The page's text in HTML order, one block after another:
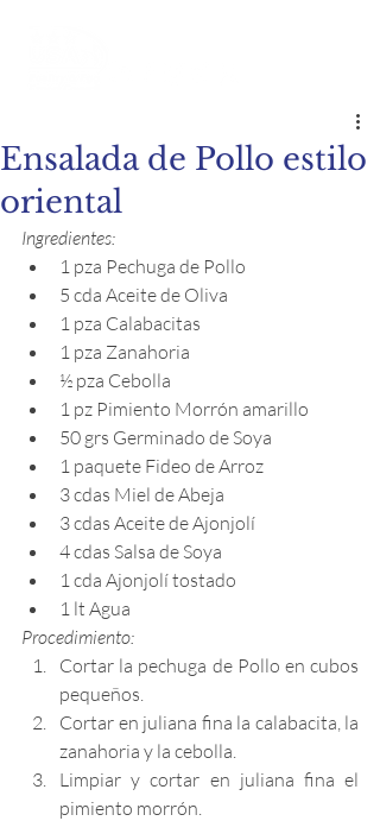
Ensalada de Pollo estilo
oriental
Ingredientes:
1 pza Pechuga de Pollo
5 cda Aceite de Oliva
1 pza Calabacitas
1 pza Zanahoria
½ pza Cebolla
1 pz Pimiento Morrón amarillo
50 grs Germinado de Soya
1 paquete Fideo de Arroz
3 cdas Miel de Abeja
3 cdas Aceite de Ajonjolí
4 cdas Salsa de Soya
1 cda Ajonjolí tostado
1 lt Agua
Procedimiento:
Cortar la pechuga de Pollo en cubos
pequeños.
Cortar en juliana fina la calabacita, la
zanahoria y la cebolla.
Limpiar y cortar en juliana fina el
pimiento morrón.